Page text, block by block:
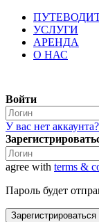
УСЛУГИ
АРЕНДА
О НАС
Войти
У вас нет
agree with terms &
Пароль будет
Зарегистрироваться